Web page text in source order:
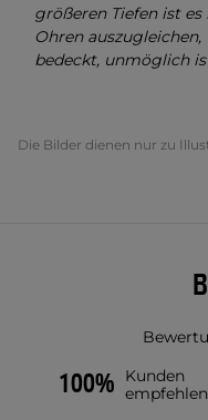
größeren Tiefen ist
Ohren auszugleichen,
bedeckt, unmöglich
Die Bilder dienen nur zu
100%
Kunden
empfehlen